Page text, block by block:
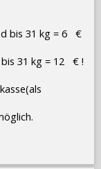
bis 31 kg = 6 €
31 kg = 12 € !